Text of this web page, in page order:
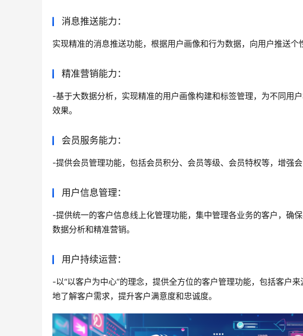
客户服务能力：
内容营销能力：
支持整合式内容管理（CMS），为运营人员提供内容创作、提交、
消息推送能力：
精准营销能力：
-基于大数据分析，实现精准的用户画像构建和标签管理，为不同用
会员服务能力：
-提供会员管理功能，包括会员积分、会员等级、会员特权等，增强
用户信息管理：